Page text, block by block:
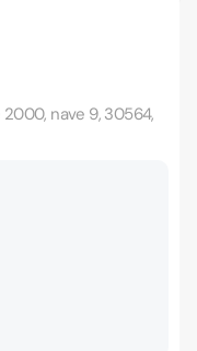
2000, nave 9, 30564,